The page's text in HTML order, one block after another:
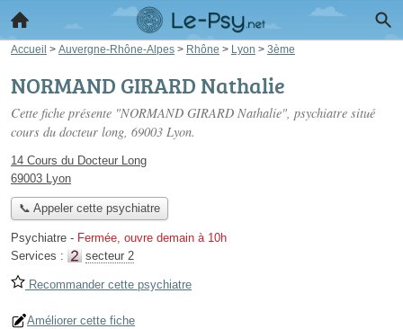
Accueil > Auvergne-Rhône-Alpes > Rhône > Lyon > 3ème
NORMAND GIRARD Nathalie
Cette fiche présente "NORMAND GIRARD Nathalie", psychiatre situé
cours du docteur long, 69003 Lyon.
14 Cours du Docteur Long
69003 Lyon
📞 Appeler cette psychiatre
Psychiatre - Fermée, ouvre demain à 10h
Services :
secteur 2
Recommander cette psychiatre
Améliorer cette fiche